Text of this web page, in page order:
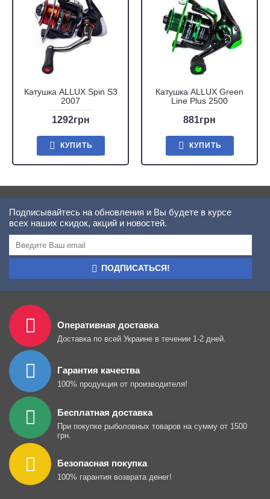
Катушка ALLUX Spin S3
2007
1292грн
КУПИТЬ
Катушка ALLUX Green
Line Plus 2500
881грн
КУПИТЬ
Подписывайтесь на обновления и Вы будете в курсе
всех наших скидок, акций и новостей.
ПОДПИСАТЬСЯ!
Оперативная доставка
Доставка по всей Украине в течении 1-2 дней.
Гарантия качества
100% продукция от производителя!
Бесплатная доставка
При покупке рыболовных товаров на сумму от 1500
грн.
Безопасная покупка
100% гарантия возврата денег!